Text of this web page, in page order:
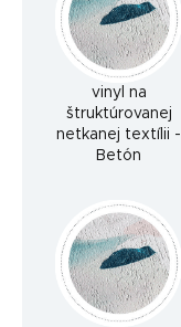
vinyl na
štruktúrovanej
netkanej textílii -
Betón